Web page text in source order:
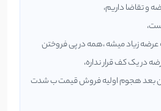
و تقاضا داریم،
زیاد میشه ،همه در پی فروختن
در یک کف قرار نداره،
بعد هجوم اولیه فروش قیمت ب شدت